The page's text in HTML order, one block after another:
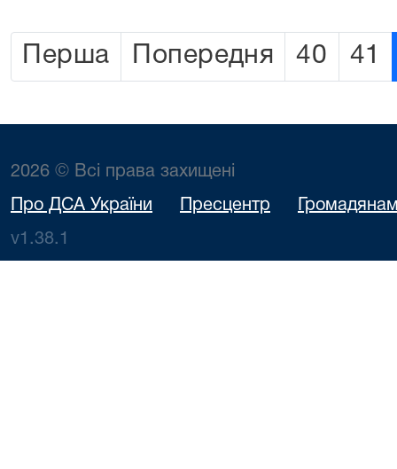
Перша Попередня 40 41
2026 © Всі права захищені
Про ДСА України Пресцентр
v1.38.1